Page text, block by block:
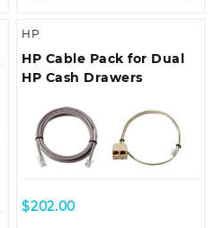
HP
HP Cable Pack for Dual
HP Cash Drawers
$202.00